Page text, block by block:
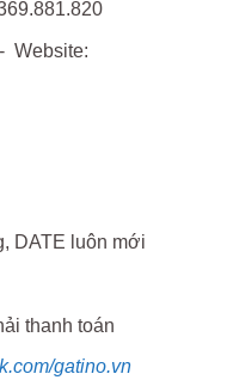
Website:
DATE luôn mới
thanh toán
gatino.vn